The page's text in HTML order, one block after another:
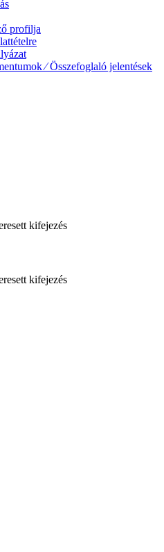
profilja
⁄ Összefoglaló jelentések
kifejezés
kifejezés